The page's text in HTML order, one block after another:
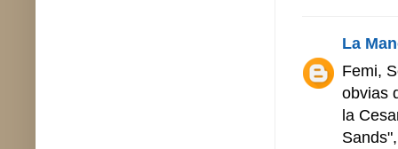
La
Femi,
obvias
la